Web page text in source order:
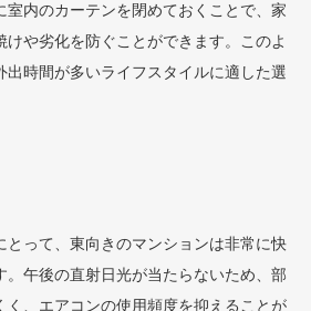
室内のカーテンを閉めておくことで、家
や劣化を防ぐことができます。このよ
出時間が多いライフスタイルに適した選
とって、東向きのマンションは非常に快
。午後の直射日光が当たらないため、部
く、エアコンの使用頻度を抑えることが